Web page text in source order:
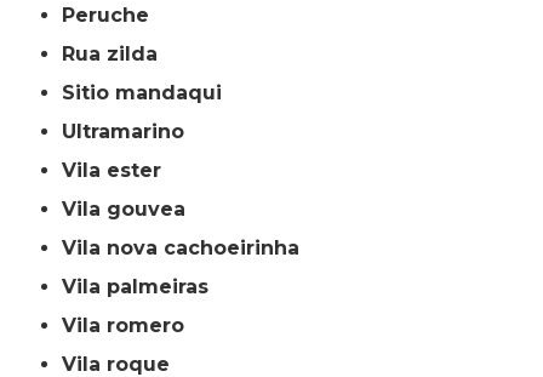
peruche
rua zilda
sitio mandaqui
ultramarino
vila ester
vila gouvea
vila nova cachoeirinha
vila palmeiras
vila romero
vila roque